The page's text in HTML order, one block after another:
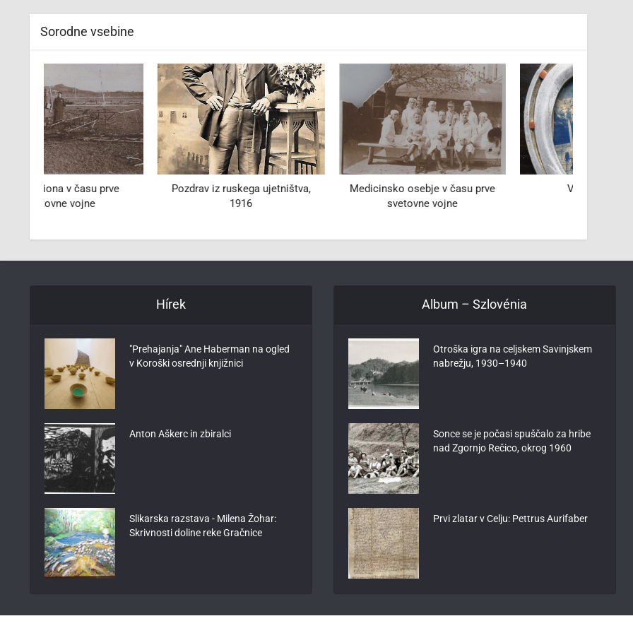
Sorodne vsebine
Pozdrav iz ruskega ujetništva,
Medicinsko osebje v času prve
Venčeslav Klun
Hírek
"Prehajanja" Ane Haberman na ogled
v Koroški osrednji knjižnici
Anton Aškerc in zbiralci
Slikarska razstava - Milena Žohar:
Skrivnosti doline reke Gračnice
Album – Szlovénia
Otroška igra na celjskem Savinjskem
nabrežju, 1930–1940
Sonce se je počasi spuščalo za hribe
nad Zgornjo Rečico, okrog 1960
Prvi zlatar v Celju: Pettrus Aurifaber